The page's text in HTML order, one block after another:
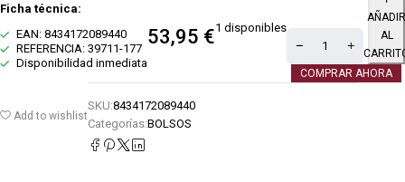
Ficha técnica:
EAN: 8434172089440
REFERENCIA: 39711-177
Disponibilidad inmediata
53,95 €1 disponibles
AÑADIR
AL
COMPRAR AHORA
Add to wishlist
SKU:8434172089440
Categorías:BOLSOS